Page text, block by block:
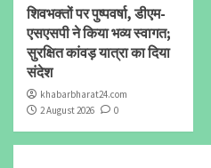
शिवभक्तों पर पुष्पवर्षा, डीएम-
एसएसपी ने किया भव्य स्वागत;
सुरक्षित कांवड़ यात्रा का दिया
संदेश
khabarbharat24.com
2 August 2026
0